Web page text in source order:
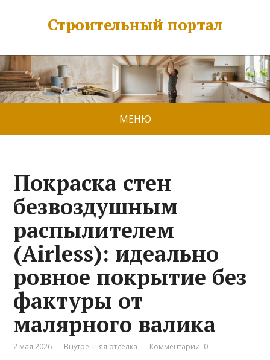
Строительный портал
МЕНЮ
Покраска стен
безвоздушным
распылителем
(Airless): идеально
ровное покрытие без
фактуры от
малярного валика
2 мая 2026 Внутренняя отделка Комментарии: 0